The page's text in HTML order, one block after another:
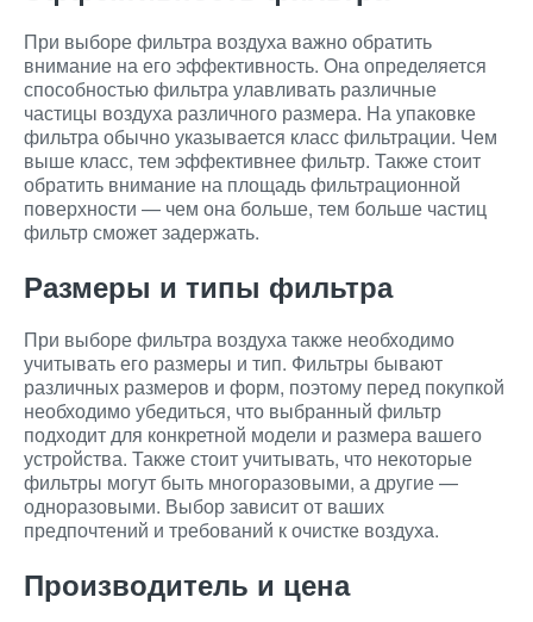
При выборе фильтра воздуха важно обратить
внимание на его эффективность. Она определяется
способностью фильтра улавливать различные
частицы воздуха различного размера. На упаковке
фильтра обычно указывается класс фильтрации. Чем
выше класс, тем эффективнее фильтр. Также стоит
обратить внимание на площадь фильтрационной
поверхности — чем она больше, тем больше частиц
фильтр сможет задержать.
Размеры и типы фильтра
При выборе фильтра воздуха также необходимо
учитывать его размеры и тип. Фильтры бывают
различных размеров и форм, поэтому перед покупкой
необходимо убедиться, что выбранный фильтр
подходит для конкретной модели и размера вашего
устройства. Также стоит учитывать, что некоторые
фильтры могут быть многоразовыми, а другие —
одноразовыми. Выбор зависит от ваших
предпочтений и требований к очистке воздуха.
Производитель и цена